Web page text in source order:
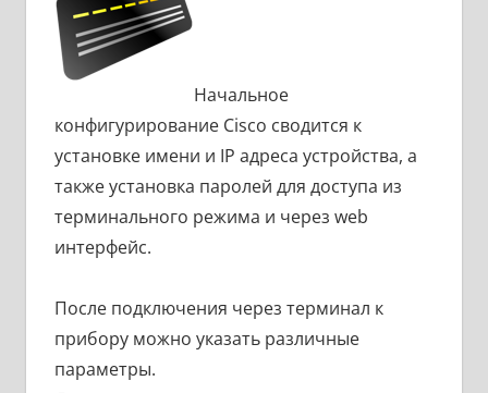
Начальное
конфигурирование Cisco сводится к
установке имени и IP адреса устройства, а
также установка паролей для доступа из
терминального режима и через web
интерфейс.
После подключения через терминал к
прибору можно указать различные
параметры.